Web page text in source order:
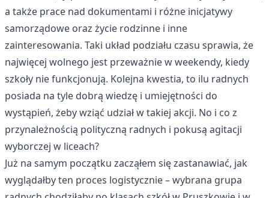
a także prace nad dokumentami i różne inicjatywy
samorządowe oraz życie rodzinne i inne
zainteresowania. Taki układ podziału czasu sprawia, że
najwięcej wolnego jest przeważnie w weekendy, kiedy
szkoły nie funkcjonują. Kolejna kwestia, to ilu radnych
posiada na tyle dobrą wiedzę i umiejętności do
wystąpień, żeby wziąć udział w takiej akcji. No i co z
przynależnością polityczną radnych i pokusą agitacji
wyborczej w liceach?
Już na samym początku zacząłem się zastanawiać, jak
wyglądałby ten proces logistycznie – wybrana grupa